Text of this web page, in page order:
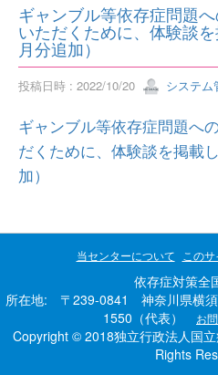
ギャンブル等依存症問題
いただくために、体験談
月分追加）
投稿日時 : 2022/10/20 システム
ギャンブル等依存症問題へ
だくために、体験談を掲載
加）
当センターについて この
依存症対策全
所在地: 〒239-0841 神奈川県横
1550（代表）
お
Copyright © 2018独立行政法人国
Rights